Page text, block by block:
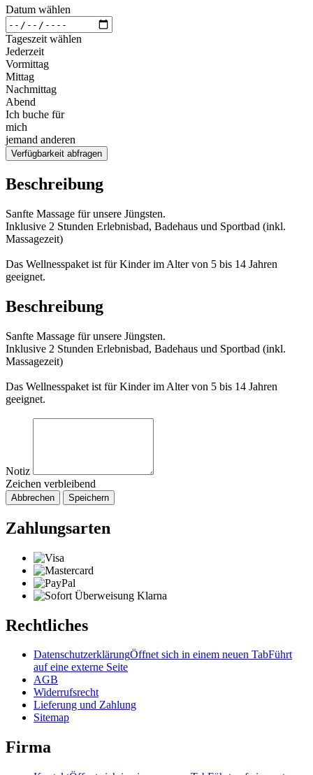
Datum wählen
Tageszeit wählen
Jederzeit
Vormittag
Mittag
Nachmittag
Abend
Ich buche für
mich
jemand anderen
Verfügbarkeit abfragen
Beschreibung
Sanfte Massage für unsere Jüngsten.
Inklusive 2 Stunden Erlebnisbad, Badehaus und Sportbad (inkl.
Massagezeit)
Das Wellnesspaket ist für Kinder im Alter von 5 bis 14 Jahren
geeignet.
Beschreibung
Sanfte Massage für unsere Jüngsten.
Inklusive 2 Stunden Erlebnisbad, Badehaus und Sportbad (inkl.
Massagezeit)
Das Wellnesspaket ist für Kinder im Alter von 5 bis 14 Jahren
geeignet.
Notiz
Zeichen verbleibend
Abbrechen Speichern
Zahlungsarten
Rechtliches
DatenschutzerklärungÖffnet sich in einem neuen TabFührt
auf eine externe Seite
AGB
Widerrufsrecht
Lieferung und Zahlung
Sitemap
Firma